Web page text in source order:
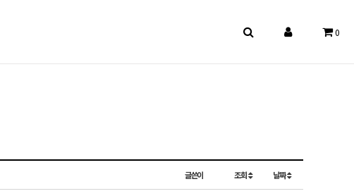
0
글쓴이 조회 날짜